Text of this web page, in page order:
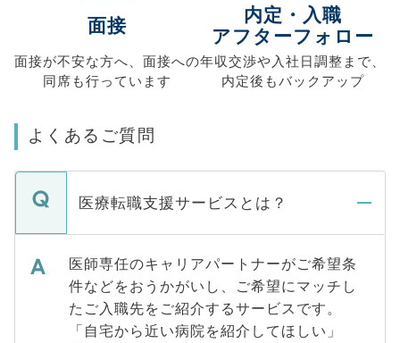
面接
面接が不安な方へ、 面接への
同席も行っています
内定・入職
アフターフォロー
年収交渉や入社日調整まで、
内定後もバックアップ
よくあるご質問
医療転職支援サービスとは？
医師専任のキャリアパートナーがご希望条
件などをおうかがいし、ご希望にマッチし
たご入職先をご紹介するサービスです。
「自宅から近い病院を紹介してほしい」